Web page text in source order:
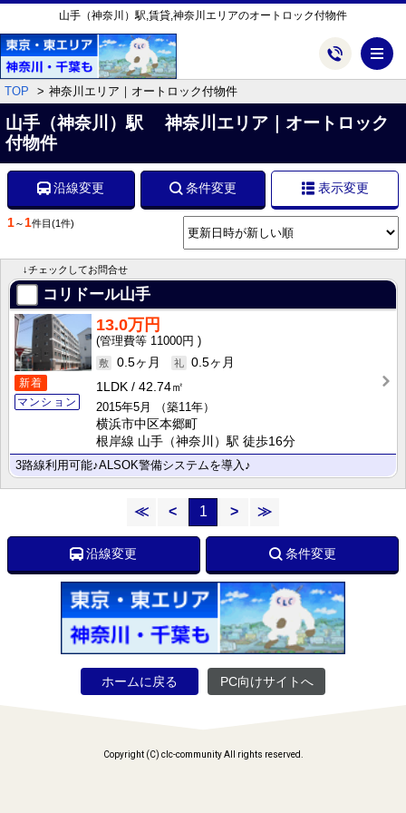
山手（神奈川）駅,賃貸,神奈川エリアのオートロック付物件
TOP 神奈川エリア｜オートロック付物件
山手（神奈川）駅 神奈川エリア｜オートロック
付物件
沿線変更 条件変更 表示変更
1～1件目 (1件)
↓チェックしてお問合せ
コリドール山手
新着
マンション
13.0万円
11000円
0.5ヶ月
0.5ヶ月
1LDK
42.74㎡
2015年5月
（築11年）
横浜市中区本郷町
根岸線 山手（神奈川）駅 徒歩16分
3路線利用可能♪ALSOK警備システムを導入♪
≪ < 1 > ≫
沿線変更 条件変更
ホームに戻る PC向けサイトへ
Copyright (C) clc-community All rights reserved.